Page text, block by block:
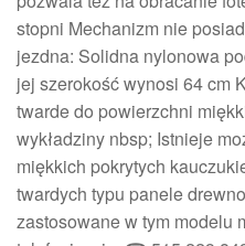
stopni Mechanizm nie
jezdna: Solidna nylonowa
jej szerokość wynosi 64 cm
twarde do powierzchni
wykładziny nbsp; Istnieje
miękkich pokrytych
twardych typu panele
zastosowane w tym modelu